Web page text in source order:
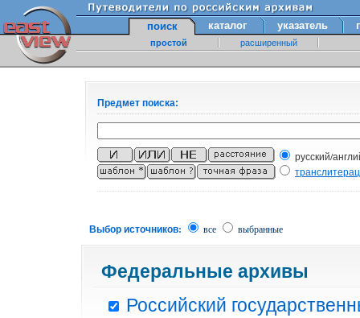
поиск каталог указатель
простой расширенный
Предмет поиска:
русский/
Выбор источников: все выбранные
Федеральные архивы
Российский